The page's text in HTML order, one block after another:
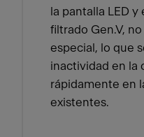
la pantalla LED
filtrado Gen.V,
especial, lo que
inactividad en la
rápidamente en
existentes.